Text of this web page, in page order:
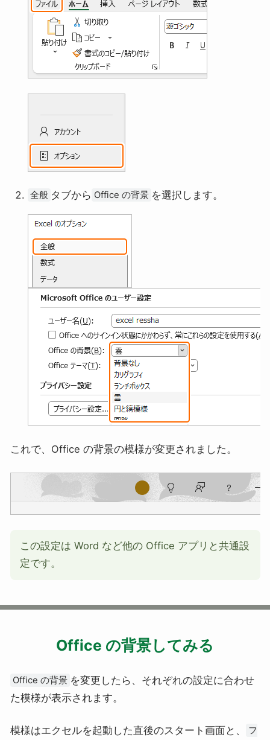
全般 タブから Office の背景 を選択します。
これで、Office の背景の模様が変更されました。
この設定は Word など他の Office アプリと共通設
定です。
Office の背景してみる
Office の背景 を変更したら、それぞれの設定に合わせ
た模様が表示されます。
模様はエクセルを起動した直後のスタート画面と、
フ